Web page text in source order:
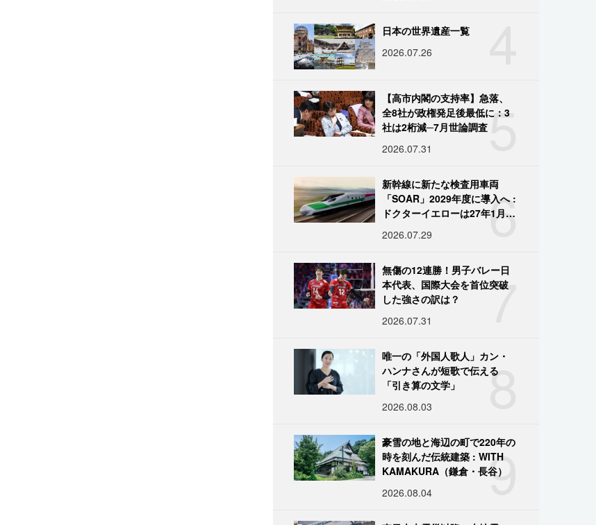
日本の世界遺産一覧
2026.07.26
5
【高市内閣の支持率】急落、
全8社が政権発足後最低に：3
社は2桁減─7月世論調査
2026.07.31
6
新幹線に新たな検査用車両
「SOAR」2029年度に導入へ :
ドクターイエローは27年1月に
2026.07.29
7
無傷の12連勝！男子バレー日
本代表、国際大会を首位突破
した強さの訳は？
2026.07.31
8
唯一の「外国人歌人」カン・
ハンナさんが短歌で伝える
「引き算の文学」
2026.08.03
9
豪雪の地と海辺の町で220年の
時を刻んだ伝統建築 : WITH
KAMAKURA（鎌倉・長谷）
2026.08.04